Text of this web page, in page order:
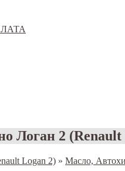
Логан 2 (Renault
Logan 2) » Масло,